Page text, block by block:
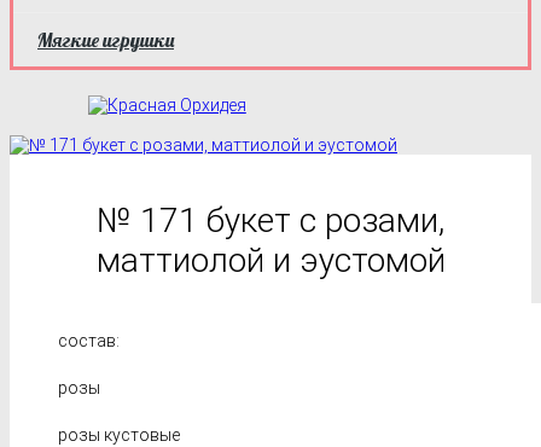
Мягкие игрушки
№ 171 букет с розами,
маттиолой и эустомой
состав:
розы
розы кустовые